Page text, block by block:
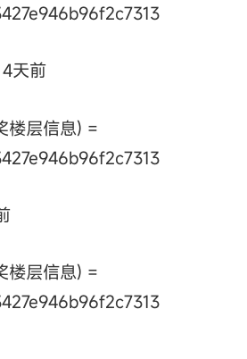
4天前
楼层信息) =
楼层信息) =